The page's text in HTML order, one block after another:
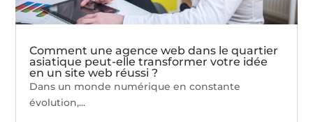
Comment une agence web dans le quartier
asiatique peut-elle transformer votre idée
en un site web réussi ?
Dans un monde numérique en constante
évolution,...